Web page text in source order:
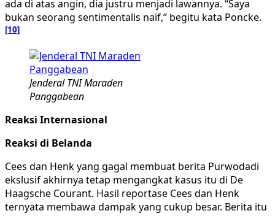
ada di atas angin, dia justru menjadi lawannya. “Saya
bukan seorang sentimentalis naif,” begitu kata Poncke.
[10]
Jenderal TNI Maraden
Panggabean
Reaksi Internasional
Reaksi di Belanda
Cees dan Henk yang gagal membuat berita Purwodadi
ekslusif akhirnya tetap mengangkat kasus itu di De
Haagsche Courant. Hasil reportase Cees dan Henk
ternyata membawa dampak yang cukup besar. Berita itu